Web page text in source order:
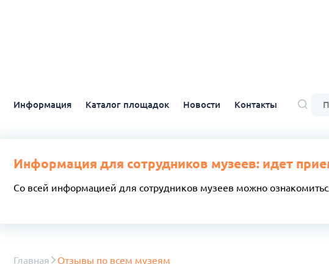
Информация Каталог площадок Новости Контакты
Информация для сотрудников музеев: идет
Со всей информацией для сотрудников музеев можно
Главная Отзывы по всем музеям